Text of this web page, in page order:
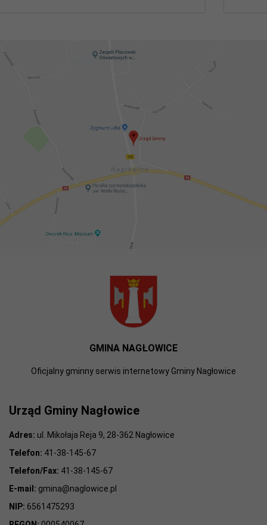
GMINA NAGŁOWICE
Oficjalny gminny serwis internetowy Gminy Nagłowice
Urząd Gminy Nagłowice
Adres: ul. Mikołaja Reja 9, 28-362 Nagłowice
Telefon: 41-38-145-67
Telefon/Fax: 41-38-145-67
E-mail: gmina@naglowice.pl
NIP: 6561475293